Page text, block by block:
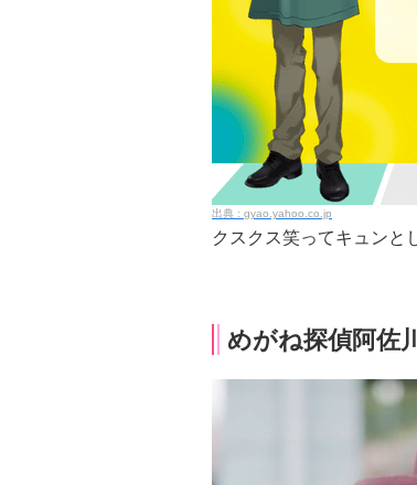
gyao.yahoo.co.jp
クスクス笑ってキュンと
めがね探偵阿佐